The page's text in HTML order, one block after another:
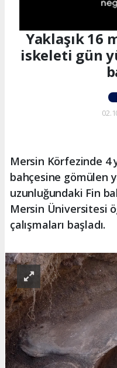
Yaklaşık 16
iskeleti gün
Mersin Körfezinde 4
bahçesine gömülen
uzunluğundaki Fin
Mersin Üniversitesi
çalışmaları başladı.